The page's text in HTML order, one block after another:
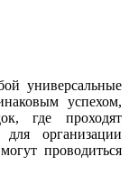
универсальные
успехом,
где проходят
организации
проводиться